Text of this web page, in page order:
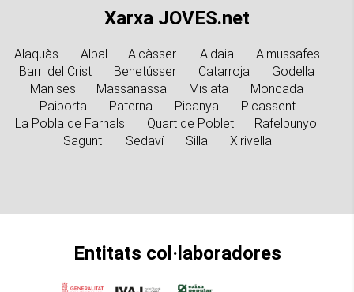
Xarxa JOVES.net
Alaquàs Albal Alcàsser Aldaia
Almussafes
Barri del Crist
Benetússer Catarroja
Godella
Manises
Massanassa Mislata
Moncada
Paiporta
Paterna Picanya
Picassent
La Pobla de Farnals
Quart de Poblet
Rafelbunyol
Sagunt
Sedaví Silla Xirivella
Entitats col·laboradores